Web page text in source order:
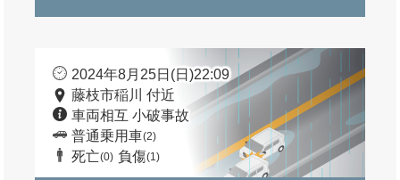
2024年8月25日(日)22:09
藤枝市稲川 付近
車両相互 小破事故
普通乗用車(2)
死亡(0) 負傷(1)